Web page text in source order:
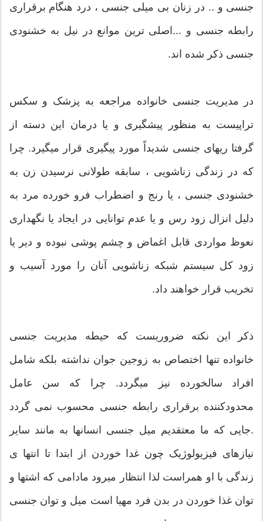
جنسی و .. در زنان بی میلی جنسی ، درد هنگام برقراری
رابطه جنسی و ...اصلی ترین موانع در نیل به خشنودی
جنسی ذکر شده اند.
در مدیریت جنسی خانواده مراجعه به پزشک و سکس
تراپیست به منظور پیشگیری و یا درمان این دسته از
گرفتا ریهای جنسی شدیداً مورد پیگیری قرار میگیرد. چرا
که در زندگی زناشویی ، سابقه طولانی نرسیدن زن به
خشنودی جنسی ، یا رنج و اضطراب فرو خورده مرد به
دلیل انزال زود رس و یا عدم توانایی در ایجاد یا نگهداری
نعوظ مواردی قابل اغماض و چشم پوشی نبوده و دیر یا
زود کل سیستم شبکه زناشویی آنان را مورد آسیب و
تخریب قرار خواهند داد.
ذکر این نکته ضروریست که حیطه مدیریت جنسی
خانواده تنها اختصاص به زوجین جوان نداشته بلکه شامل
افراد سالخورده نیز میگردد. چرا که سن عامل
محدودکننده برقراری رابطه جنسی محسوب نمی گردد
.جایی که ما معتقدیم میل جنسی انسانها به مانند سایر
نیازهای فیزیولوژیک چون غدا خوردن از ابتدا تا انتها ی
زندگی با او همراست لذا انتظار میرود مادامی که اشتها و
توان غذا خوردن در بدن فرد مهیا است میل و توان جنسی